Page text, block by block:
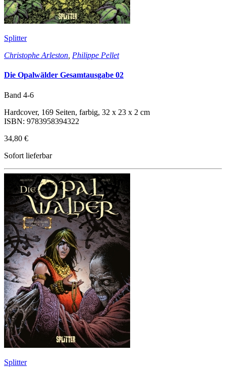
Splitter
Christophe Arleston Philippe Pellet
Die Opalwälder Gesamtausgabe 02
Band 4-6
Hardcover, 169 Seiten, farbig, 32 x 23 x 2 cm
ISBN: 9783958394322
34,80 €
Sofort lieferbar
Splitter